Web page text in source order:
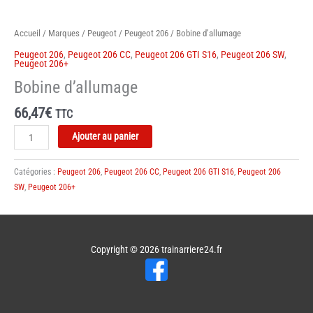
Accueil / Marques / Peugeot / Peugeot 206 / Bobine d’allumage
Peugeot 206, Peugeot 206 CC, Peugeot 206 GTI S16, Peugeot 206 SW,
Peugeot 206+
Bobine d’allumage
66,47€ TTC
quantité
de
Bobine
d'allumage
Ajouter au panier
Catégories : Peugeot 206, Peugeot 206 CC, Peugeot 206 GTI S16, Peugeot 206
SW, Peugeot 206+
Copyright © 2026trainarriere24.fr